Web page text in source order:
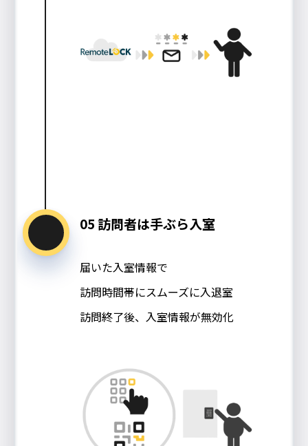
05 訪問者は手ぶら入室
届いた入室情報で
訪問時間帯にスムーズに入退室
訪問終了後、入室情報が無効化